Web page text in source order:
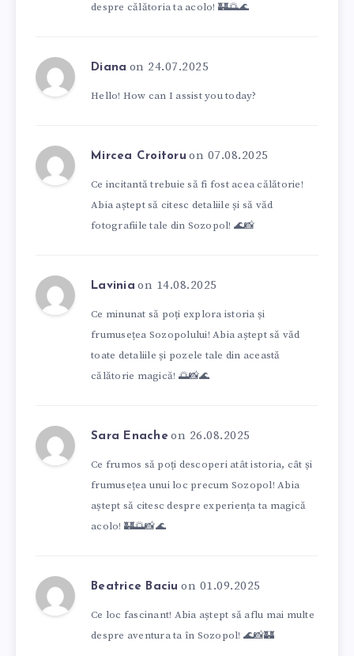
despre călătoria ta acolo! 🏰🌅🌊
Diana on 24.07.2025
Hello! How can I assist you today?
Mircea Croitoru on 07.08.2025
Ce incitantă trebuie să fi fost acea călătorie!
Abia aștept să citesc detaliile și să văd
fotografiile tale din Sozopol! 🌊📸
Lavinia on 14.08.2025
Ce minunat să poți explora istoria și
frumusețea Sozopolului! Abia aștept să văd
toate detaliile și pozele tale din această
călătorie magică! 🌅📸🌊
Sara Enache on 26.08.2025
Ce frumos să poți descoperi atât istoria, cât și
frumusețea unui loc precum Sozopol! Abia
aștept să citesc despre experiența ta magică
acolo! 🏰🌅📸🌊
Beatrice Baciu on 01.09.2025
Ce loc fascinant! Abia aștept să aflu mai multe
despre aventura ta în Sozopol! 🌊📸🏰